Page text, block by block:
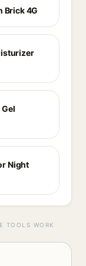
Brick 4G
Night
TOOLS WORK